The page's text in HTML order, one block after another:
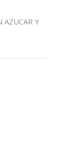
AZUCAR Y